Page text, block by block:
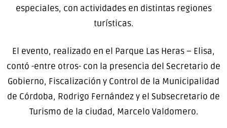
especiales, con actividades en distintas regiones
turísticas.
El evento, realizado en el Parque Las Heras – Elisa,
contó -entre otros- con la presencia del Secretario de
Gobierno, Fiscalización y Control de la Municipalidad
de Córdoba, Rodrigo Fernández y el Subsecretario de
Turismo de la ciudad, Marcelo Valdomero.